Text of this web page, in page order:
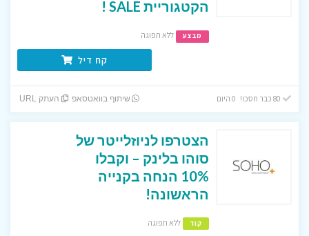
הקטגוריית SALE !
מבצע ללא תפוגה
קח דיל
שיתוף בוואטסאפ העתק URL
הצטרפו לניוזלייטר של
סוהו בלינק – וקבלו
10% הנחה בקנייה
הראשונה!
קוד ללא תפוגה